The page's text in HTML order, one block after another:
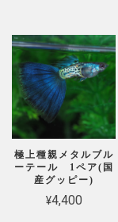
極上種親メタルブル
ーテール 1ペア(国
産グッピー)
¥4,400